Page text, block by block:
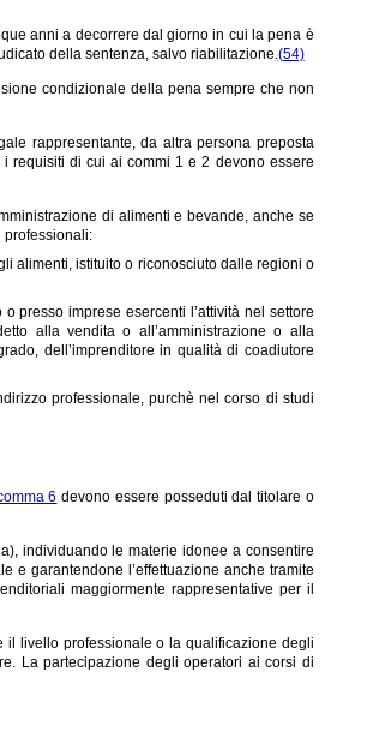
anni a decorrere dal giorno in cui la pena è
della sentenza, salvo riabilitazione.(54)
condizionale della pena sempre che non
rappresentante, da altra persona preposta
requisiti di cui ai commi 1 e 2 devono essere
di alimenti e bevande, anche se
professionali:
alimenti, istituito o riconosciuto dalle regioni o
presso imprese esercenti l’attività nel settore
alla vendita o all’amministrazione o alla
dell’imprenditore in qualità di coadiutore
professionale, purchè nel corso di studi
6 devono essere posseduti dal titolare o
individuando le materie idonee a consentire
e garantendone l’effettuazione anche tramite
maggiormente rappresentative per il
il livello professionale o la qualificazione degli
La partecipazione degli operatori ai corsi di